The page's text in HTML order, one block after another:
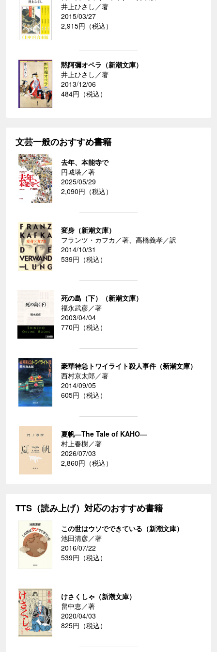
井上ひさし／著
2015/03/27
2,915円（税込）
黙阿彌オペラ（新潮文庫）
井上ひさし／著
2013/12/06
484円（税込）
文芸一般のおすすめ書籍
去年、本能寺で
円城塔／著
2025/05/29
2,090円（税込）
変身（新潮文庫）
フランツ・カフカ／著、高橋義孝／訳
2014/10/31
539円（税込）
死の島（下）（新潮文庫）
福永武彦／著
2003/04/04
770円（税込）
豪華特急トワイライト殺人事件（新潮文庫）
西村京太郎／著
2014/09/05
605円（税込）
夏帆―The Tale of KAHO―
村上春樹／著
2026/07/03
2,860円（税込）
TTS（読み上げ）対応のおすすめ書籍
この世はウソでできている（新潮文庫）
池田清彦／著
2016/07/22
539円（税込）
けさくしゃ（新潮文庫）
畠中恵／著
2020/04/03
825円（税込）